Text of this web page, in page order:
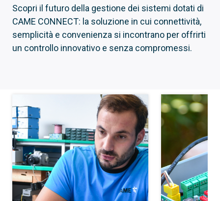
Scopri il futuro della gestione dei sistemi dotati di
CAME CONNECT: la soluzione in cui connettività,
semplicità e convenienza si incontrano per offrirti
un controllo innovativo e senza compromessi.